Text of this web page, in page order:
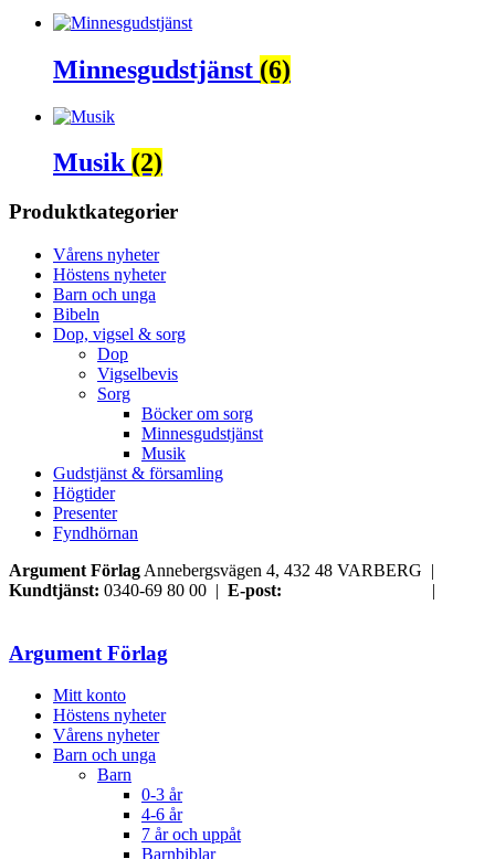
Minnesgudstjänst (6)
Musik (2)
Produktkategorier
Vårens nyheter
Höstens nyheter
Barn och unga
Bibeln
Dop, vigsel & sorg
Dop
Vigselbevis
Sorg
Böcker om sorg
Minnesgudstjänst
Musik
Gudstjänst & församling
Högtider
Presenter
Fyndhörnan
Argument Förlag Annebergsvägen 4, 432 48 VARBERG |
Kundtjänst: 0340-69 80 00 | E-post:
|
Argument Förlag
Mitt konto
Höstens nyheter
Vårens nyheter
Barn och unga
Barn
0-3 år
4-6 år
7 år och uppåt
Barnbiblar